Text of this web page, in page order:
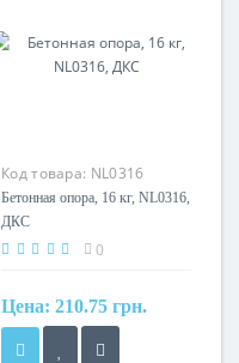
Код товара: NL0316
Бетонная опора, 16 кг, NL0316,
ДКС
0
Цена: 210.75 грн.